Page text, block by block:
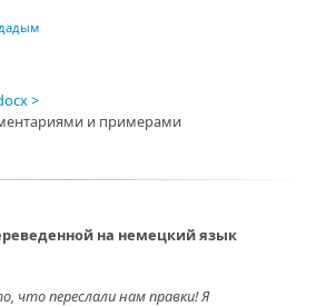
и примерами
на немецкий язык
что переслали нам правки! Я